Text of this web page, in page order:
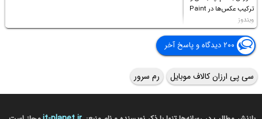
ترکیب عکس‌ها در Paint
ویندوز
۲۰۰ دیدگاه و پاسخ آخر
سی پی ارزان کالاف موبایل رم سرور